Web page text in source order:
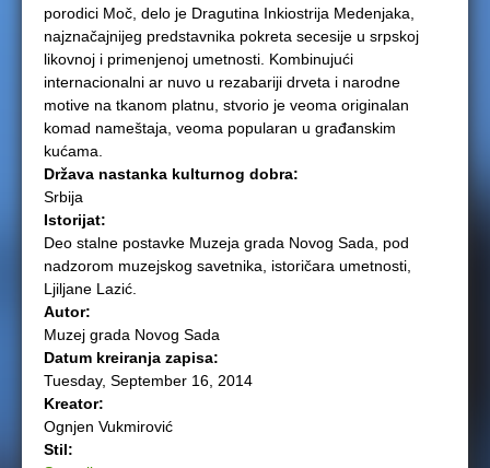
porodici Moč, delo je Dragutina Inkiostrija Medenjaka,
najznačajnijeg predstavnika pokreta secesije u srpskoj
likovnoj i primenjenoj umetnosti. Kombinujući
internacionalni ar nuvo u rezabariji drveta i narodne
motive na tkanom platnu, stvorio je veoma originalan
komad nameštaja, veoma popularan u građanskim
kućama.
Država nastanka kulturnog dobra:
Srbija
Istorijat:
Deo stalne postavke Muzeja grada Novog Sada, pod
nadzorom muzejskog savetnika, istoričara umetnosti,
Ljiljane Lazić.
Autor:
Muzej grada Novog Sada
Datum kreiranja zapisa:
Tuesday, September 16, 2014
Kreator:
Ognjen Vukmirović
Stil: